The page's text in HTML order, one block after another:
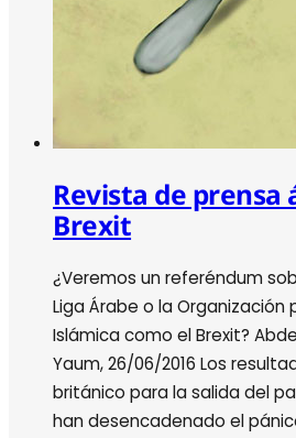
Revista de prensa
Brexit
¿Veremos un referéndum
Liga Árabe o la
Islámica como el Brexit?
Yaum, 26/06/2016 Los
británico para la salida del
han desencadenado el